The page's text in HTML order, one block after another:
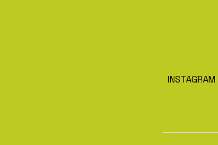
INSTAGRAM